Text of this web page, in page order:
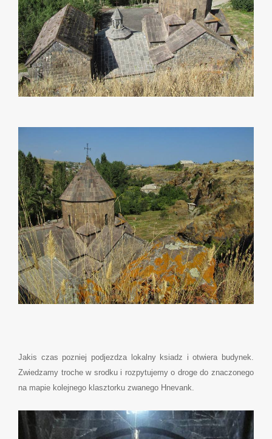
Jakis czas pozniej podjezdza lokalny ksiadz i otwiera budynek.
Zwiedzamy troche w srodku i rozpytujemy o droge do znaczonego
na mapie kolejnego klasztorku zwanego Hnevank.